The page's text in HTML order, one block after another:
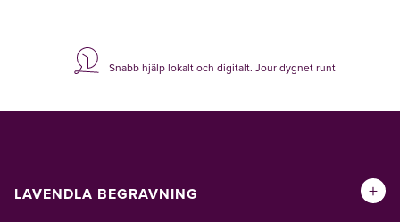
Snabb hjälp lokalt och digitalt. Jour dygnet runt
LAVENDLA BEGRAVNING +